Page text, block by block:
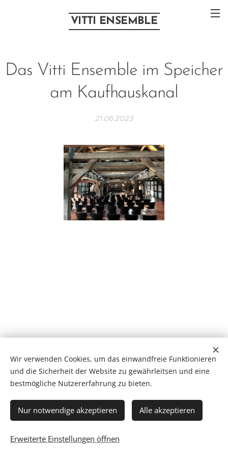
VITTI ENSEMBLE
Das Vitti Ensemble im Speicher
am Kaufhauskanal
21.06.2023
Datenschutz Impressum
Unterstützt vonWebnode
Wir verwenden Cookies, um das einwandfreie Funktionieren
und die Sicherheit der Website zu gewährleitsen und eine
bestmögliche Nutzererfahrung zu bieten.
Nur notwendige akzeptieren Alle akzeptieren
Erweiterte Einstellungen öffnen